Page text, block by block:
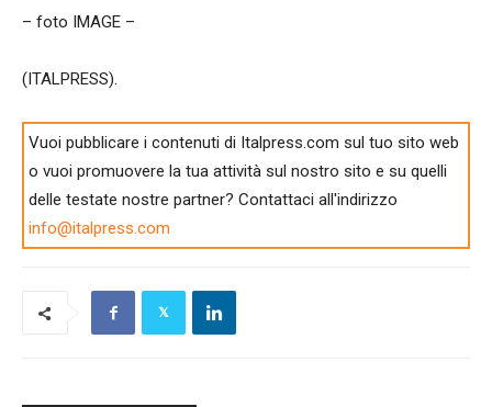
– foto IMAGE –
(ITALPRESS).
Vuoi pubblicare i contenuti di Italpress.com sul tuo sito web
o vuoi promuovere la tua attività sul nostro sito e su quelli
delle testate nostre partner? Contattaci all'indirizzo
info@italpress.com